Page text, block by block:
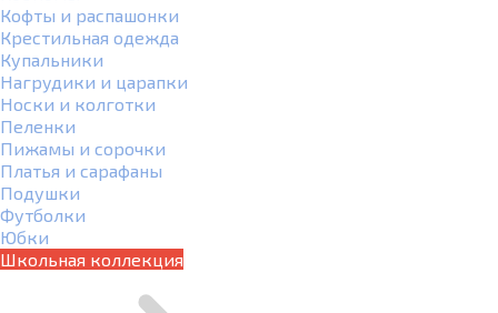
Кофты и распашонки
Крестильная одежда
Купальники
Нагрудики и царапки
Носки и колготки
Пеленки
Пижамы и сорочки
Платья и сарафаны
Подушки
Футболки
Юбки
Школьная коллекция